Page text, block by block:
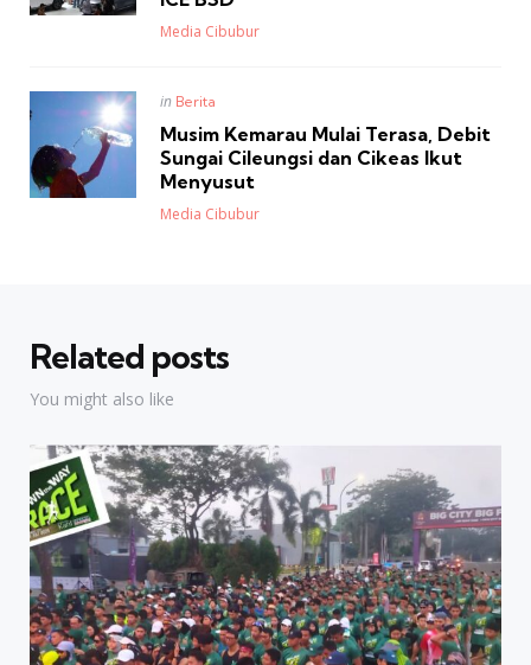
Posted
Media Cibubur
Posted
in
in Berita
Musim Kemarau Mulai Terasa, Debit
Sungai Cileungsi dan Cikeas Ikut
Menyusut
Posted
Media Cibubur
Related posts
You might also like